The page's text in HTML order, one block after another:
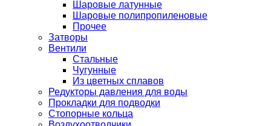
Шаровые латунные
Шаровые полипропиленовые
Прочее
Затворы
Вентили
Стальные
Чугунные
Из цветных сплавов
Редукторы давления для воды
Прокладки для подводки
Стопорные кольца